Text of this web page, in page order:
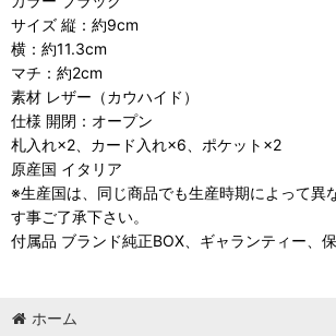
サイズ 縦：約9cm
横：約11.3cm
マチ：約2cm
素材 レザー（カウハイド）
仕様 開閉：オープン
札入れ×2、カード入れ×6、ポケット×2
原産国 イタリア
※生産国は、同じ商品でも生産時期によって異
す事ご了承下さい。
付属品 ブランド純正BOX、ギャランティー、
ホーム